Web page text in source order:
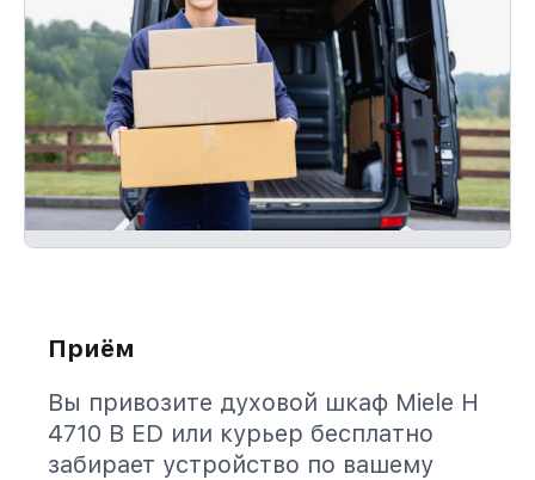
Приём
Вы привозите духовой шкаф Miele H
4710 B ED или курьер бесплатно
забирает устройство по вашему